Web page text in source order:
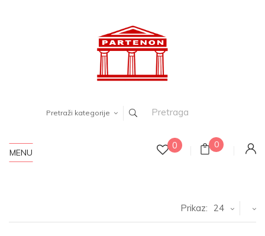
Pretraži kategorije
0 0
MENU
Prikaz: 24